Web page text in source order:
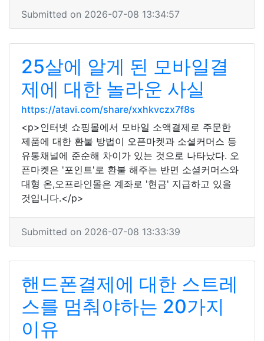
Submitted on 2026-07-08 13:34:57
25살에 알게 된 모바일결
제에 대한 놀라운 사실
https://atavi.com/share/xxhkvczx7f8s
<p>인터넷 쇼핑몰에서 모바일 소액결제로 주문한
제품에 대한 환불 방법이 오픈마켓과 소셜커머스 등
유통채널에 준순해 차이가 있는 것으로 나타났다. 오
픈마켓은 '포인트'로 환불 해주는 반면 소셜커머스와
대형 온,오프라인몰은 계좌로 '현금' 지급하고 있을
것입니다.</p>
Submitted on 2026-07-08 13:33:39
핸드폰결제에 대한 스트레
스를 멈춰야하는 20가지
이유